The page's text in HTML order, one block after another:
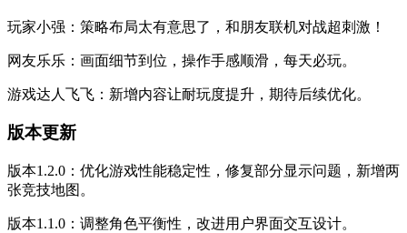
玩家小强：策略布局太有意思了，和朋友联机对战超刺激！
网友乐乐：画面细节到位，操作手感顺滑，每天必玩。
游戏达人飞飞：新增内容让耐玩度提升，期待后续优化。
版本更新
版本1.2.0：优化游戏性能稳定性，修复部分显示问题，新增两
张竞技地图。
版本1.1.0：调整角色平衡性，改进用户界面交互设计。